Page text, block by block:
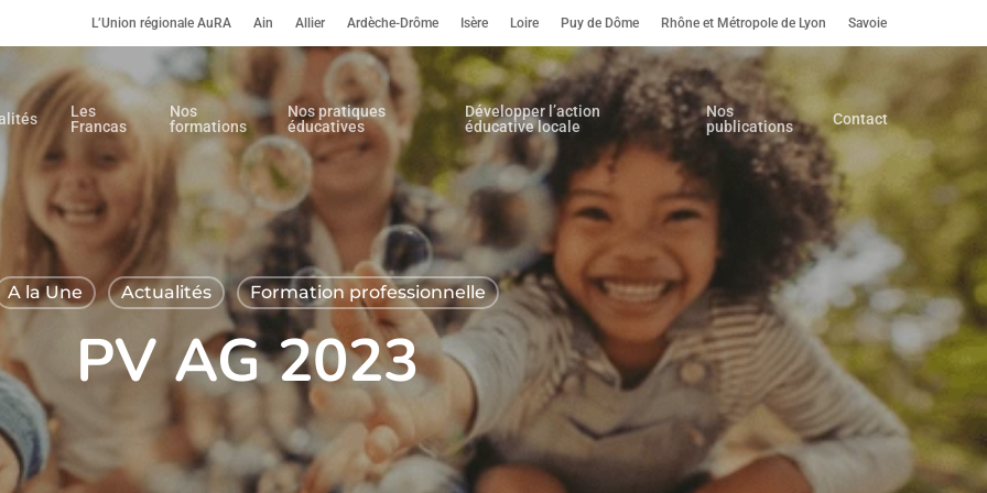
L’Union régionale AuRA Ain Allier Ardèche-Drôme Isère Loire Puy de Dôme Rhône et Métropole de Lyon Savoie
Les
Francas
Nos
formations
Nos pratiques
éducatives
Développer l’action
éducative locale
Nos
publications
Contact
A la Une Actualités Formation professionnelle
PV AG 2023